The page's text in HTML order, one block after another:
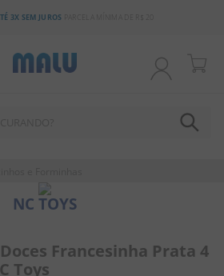
3X SEM JUROS
NC TOYS
Francesinha Prata 4
Toys
3º
4